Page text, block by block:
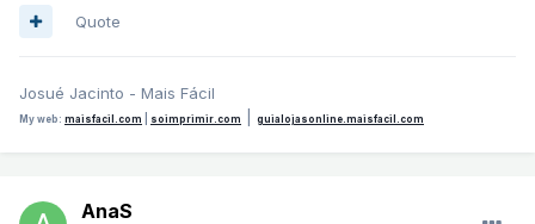
Quote
Josué Jacinto - Mais Fácil
My web: maisfacil.com soimprimir.com guialojasonline.maisfacil.com
AnaS